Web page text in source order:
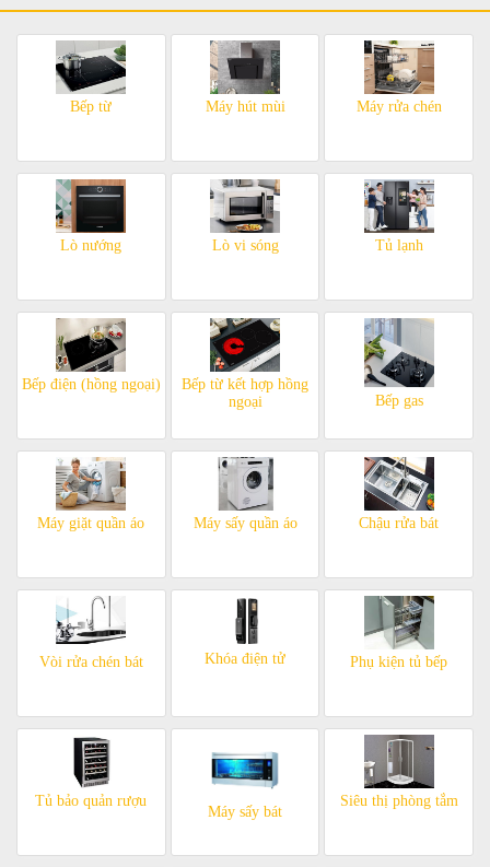
Bếp từ Máy hút mùi Máy rửa chén
Lò nướng Lò vi sóng Tủ lạnh
Bếp điện (hồng ngoại)
Bếp từ kết hợp hồng
ngoại
Bếp gas
Máy giặt quần áo Máy sấy quần áo Chậu rửa bát
Vòi rửa chén bát Khóa điện tử Phụ kiện tủ bếp
Tủ bảo quản rượu
Máy sấy bát
Siêu thị phòng tắm